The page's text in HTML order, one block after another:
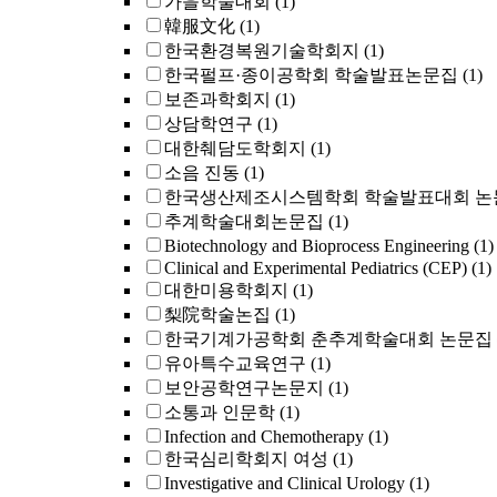
韓服文化 (1)
한국환경복원기술학회지 (1)
한국펄프·종이공학회 학술발표논문집 (1)
보존과학회지 (1)
상담학연구 (1)
대한췌담도학회지 (1)
소음 진동 (1)
한국생산제조시스템학회 학술발표대회 논
추계학술대회논문집 (1)
Biotechnology and Bioprocess Engineering (1)
Clinical and Experimental Pediatrics (CEP) (1)
대한미용학회지 (1)
梨院학술논집 (1)
한국기계가공학회 춘추계학술대회 논문집
유아특수교육연구 (1)
보안공학연구논문지 (1)
소통과 인문학 (1)
Infection and Chemotherapy (1)
한국심리학회지 여성 (1)
Investigative and Clinical Urology (1)